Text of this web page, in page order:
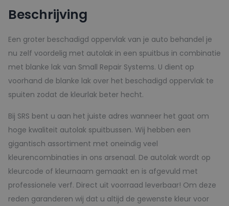
Beschrijving
Een groter beschadigd oppervlak van je auto behandel je
nu zelf voordelig met autolak in een spuitbus in combinatie
met blanke lak van Small Repair Systems. U dient op
voorhand de blanke lak over het beschadigd oppervlak te
spuiten zodat de kleurlak beter hecht.
Bij SRS bent u aan het juiste adres wanneer het gaat om
hoge kwaliteit autolak spuitbussen. Wij hebben een
gigantisch assortiment met oneindig veel
kleurencombinaties in ons arsenaal. De autolak wordt op
kleurcode of kleurnaam gemaakt en is afgevuld met
professionele verf. Direct uit voorraad leverbaar! Om deze
reden garanderen wij dat u altijd de gewenste kleur voor